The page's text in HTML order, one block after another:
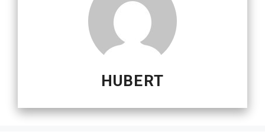
HUBERT